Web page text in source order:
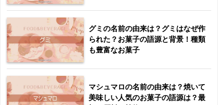
グミの名前の由来は？グミはなぜ作
られた？お菓子の語源と背景！種類
も豊富なお菓子
マシュマロの名前の由来は？焼いて
美味しい人気のお菓子の語源は？最